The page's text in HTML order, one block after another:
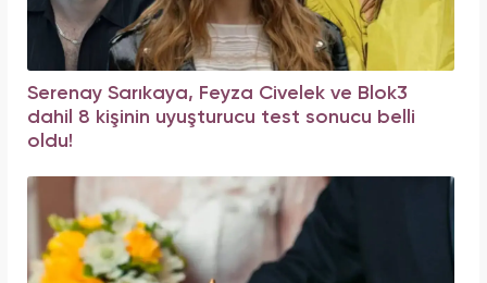
Serenay Sarıkaya, Feyza Civelek ve Blok3
dahil 8 kişinin uyuşturucu test sonucu belli
oldu!